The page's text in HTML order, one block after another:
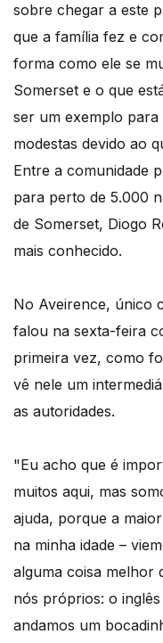
sobre chegar a este
que a família fez e
forma como ele se
Somerset e o que
ser um exemplo para
modestas devido ao
Entre a comunidade
para perto de 5.000
de Somerset, Diogo
mais conhecido.
No Aveirence, único
falou na sexta-feira
primeira vez, como
vê nele um
as autoridades.
"Eu acho que é
muitos aqui, mas
ajuda, porque a
na minha idade –
alguma coisa melhor
nós próprios: o
andamos um